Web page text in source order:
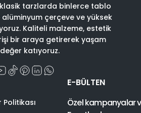
tarzlarda binlerce tablo
çerçeve ve yüksek
Kaliteli malzeme, estetik
bir araya getirerek yaşam
katıyoruz.
Politikası
E-BÜLTEN
Özel kampanyalar